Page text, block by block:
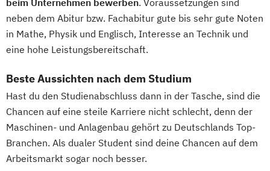
beim Unternehmen bewerben. Voraussetzungen sind
neben dem Abitur bzw. Fachabitur gute bis sehr gute Noten
in Mathe, Physik und Englisch, Interesse an Technik und
eine hohe Leistungsbereitschaft.
Beste Aussichten nach dem Studium
Hast du den Studienabschluss dann in der Tasche, sind die
Chancen auf eine steile Karriere nicht schlecht, denn der
Maschinen- und Anlagenbau gehört zu Deutschlands Top-
Branchen. Als dualer Student sind deine Chancen auf dem
Arbeitsmarkt sogar noch besser.